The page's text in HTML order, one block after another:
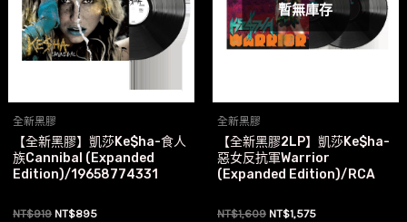
全新黑膠
【全新黑膠】凱莎Ke$ha-食人
族Cannibal (Expanded
Edition)/19658774331
NT$919 原
NT$895目
暫無庫存
全新黑膠
【全新黑膠2LP】凱莎Ke$ha-
惡女反抗軍Warrior
(Expanded Edition)/RCA
NT$1,609 原
NT$1,575目